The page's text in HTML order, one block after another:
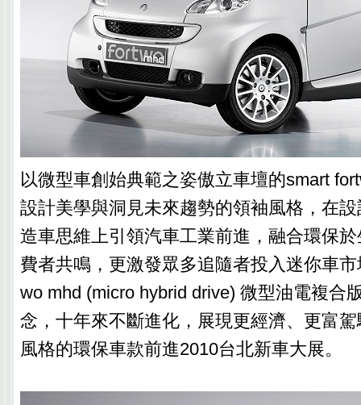
以微型車創始典範之姿傲立車壇的smart
設計美學與洞見未來趨勢的領袖風格，在
造車思維上引領汽車工業前進，融合環保
費者共鳴，更激發眾多追隨者投入迷你車
wo mhd (micro hybrid drive) 微型油電複合
念，十年來不斷進化，展現更經濟、更富
風格的環保車款前進2010台北新車大展。